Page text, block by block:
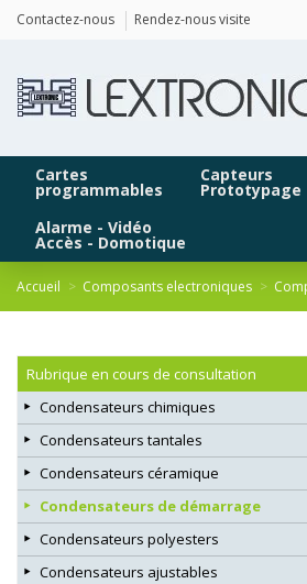
Contactez-nous Rendez-nous visite
Cartes
programmables
Capteurs
Prototypage
Alarme - Vidéo
Accès - Domotique
Accueil Composants electroniques
Rubrique en cours de consultation
Condensateurs chimiques
Condensateurs tantales
Condensateurs céramique
Condensateurs de démarrage
Condensateurs polyesters
Condensateurs ajustables
Panneau de gestion des cookies